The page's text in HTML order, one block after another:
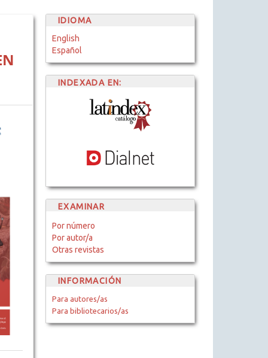
IDIOMA
English
Español
INDEXADA EN:
EXAMINAR
Por número
Por autor/a
Otras revistas
INFORMACIÓN
Para autores/as
Para bibliotecarios/as